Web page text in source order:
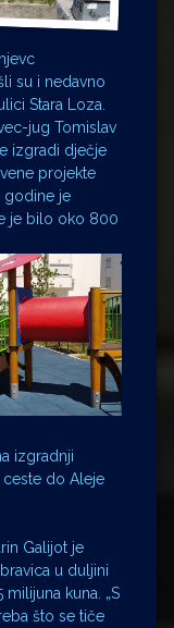
su i nedavno
Stara Loza.
jug Tomislav
izgradi dječje
projekte
godine je
je bilo oko 800
izgradnji
ceste do Aleje
Galijot je
u duljini
kuna. „S
što se tiče